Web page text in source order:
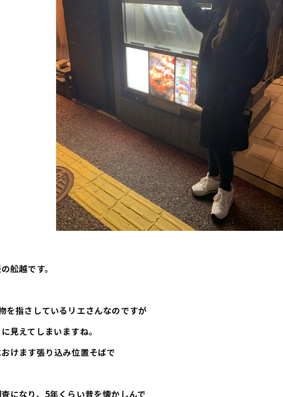
舩越です。
を指さしているリエさんなのですが
見えてしまいますね。
けます張り込み位置そばで
になり、5年くらい昔を懐かしんで